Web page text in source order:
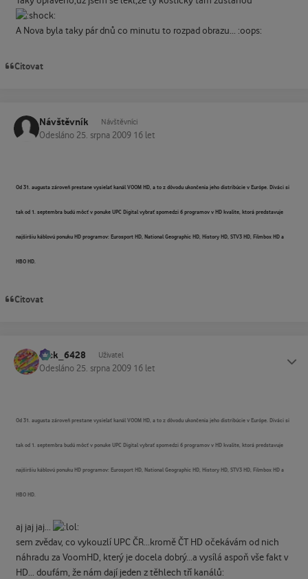
A Nova byla taky pár dnů co minutu to rozpad obrazu... :oops:
Citovat
Návštěvník Návštěvníci
Odesláno 25. srpna 2009 16 let
Od 31. augusta zároveň prestane vysielať kanál VOOM HD, a to z dôvodu ukončenia jeho distribúcie v Európe. Diváci si
tak od 1. septembra budú môcť v ponuke UPC Digital vybrať spomedzi 6 programov v HD kvalite, ktorá predstavuje
najširšiu káblovú ponuku HD programov: Eurosport HD, National Geographic HD, History HD, STV3 HD, Filmbox HD a
HBO HD.
Citovat
Jack_6428 Uživatel
Odesláno 25. srpna 2009 16 let
Od 31. augusta zároveň prestane vysielať kanál VOOM HD, a to z dôvodu ukončenia jeho distribúcie v Európe. Diváci si
tak od 1. septembra budú môcť v ponuke UPC Digital vybrať spomedzi 6 programov v HD kvalite, ktorá predstavuje
najširšiu káblovú ponuku HD programov: Eurosport HD, National Geographic HD, History HD, STV3 HD, Filmbox HD a
HBO HD.
aj jaj jaj...
sem zvědav, co vykouzlí UPC ČR...kromě ČT HD očekávám od nich
náhradu za VoomHD, který je docela dobrý...a vysílá aspoň vše fakt v
HD... doufám, že nám dají jeden z těhlech tří kanálů: